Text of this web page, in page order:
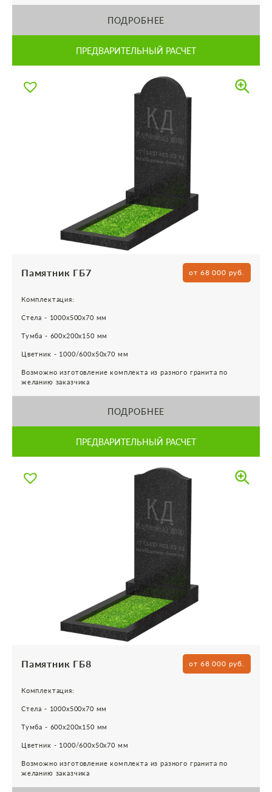
ПОДРОБНЕЕ
ПРЕДВАРИТЕЛЬНЫЙ РАСЧЕТ
Памятник ГБ7 от 68 000 руб.
Комплектация:
Стела - 1000х500х70 мм
Тумба - 600х200х150 мм
Цветник - 1000/600х50х70 мм
Возможно изготовление комплекта из разного гранита по
желанию заказчика
ПОДРОБНЕЕ
ПРЕДВАРИТЕЛЬНЫЙ РАСЧЕТ
Памятник ГБ8 от 68 000 руб.
Комплектация:
Стела - 1000х500х70 мм
Тумба - 600х200х150 мм
Цветник - 1000/600х50х70 мм
Возможно изготовление комплекта из разного гранита по
желанию заказчика